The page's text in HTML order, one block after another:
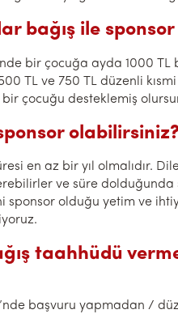
bağış ile
bir çocuğa ayda 1000 TL
TL ve 750 TL düzenli
bir çocuğu desteklemiş
olabilirsiniz?
en az bir yıl olmalıdır.
ve süre
sponsor olduğu yetim ve
taahhüdü
başvuru yapmadan /